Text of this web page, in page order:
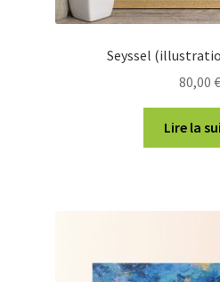
Seyssel
80,00 €
Lire la